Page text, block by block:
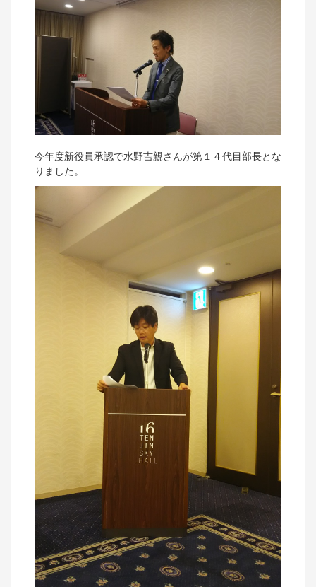
今年度新役員承認で水野吉親さんが第１４代目部長とな
りました。